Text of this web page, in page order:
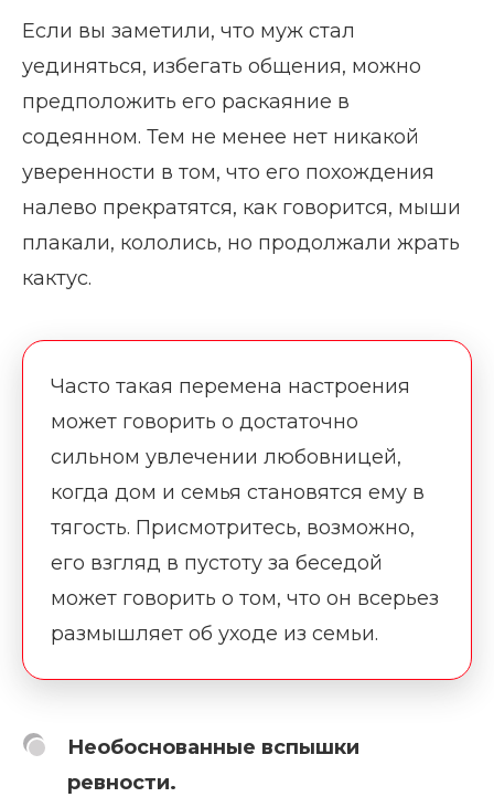
Если вы заметили, что муж стал
уединяться, избегать общения, можно
предположить его раскаяние в
содеянном. Тем не менее нет никакой
уверенности в том, что его похождения
налево прекратятся, как говорится, мыши
плакали, кололись, но продолжали жрать
кактус.
Часто такая перемена настроения
может говорить о достаточно
сильном увлечении любовницей,
когда дом и семья становятся ему в
тягость. Присмотритесь, возможно,
его взгляд в пустоту за беседой
может говорить о том, что он всерьез
размышляет об уходе из семьи.
Необоснованные вспышки
ревности.